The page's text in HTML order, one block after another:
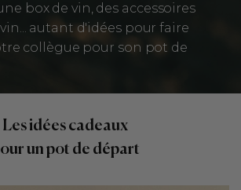
box de vin, des accessoires
autant d'idées pour faire
collègue pour son pot de
Les idées cadeaux
un pot de départ